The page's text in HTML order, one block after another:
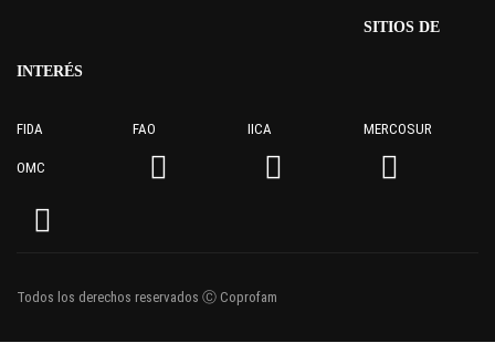
SITIOS DE
INTERÉS
FIDA FAO IICA MERCOSUR
OMC
Todos los derechos reservados Ⓒ Coprofam